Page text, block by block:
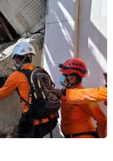
kết quả tại 14 bang
định đối với
cử viên Donald